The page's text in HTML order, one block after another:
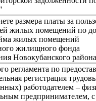
размера платы за
жилых помещений по
жилых помещений
жилищного фонда
Новокубанского
регламента по
регистрация
работодателем –
предпринимателем, с